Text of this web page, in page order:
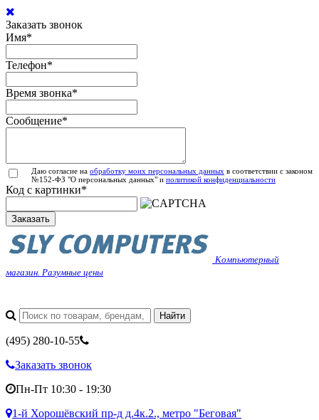
Заказать звонок
Имя*
Телефон*
Время звонка*
Сообщение*
Даю согласие на обработку моих персональных данных в соответствии с законом
№152-ФЗ "О персональных данных" и политикой конфиденциальности
Код с картинки*
Заказать
Компьютерный
магазин. Разумные цены
(495) 280-10-55
Заказать звонок
Пн-Пт 10:30 - 19:30
1-й Хорошёвский пр-д д.4к.2., метро "Беговая"